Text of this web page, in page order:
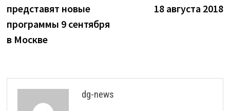
представят новые
программы 9 сентября
в Москве
18 августа 2018
dg-news